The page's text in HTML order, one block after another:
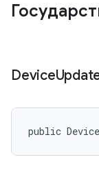
Device
public